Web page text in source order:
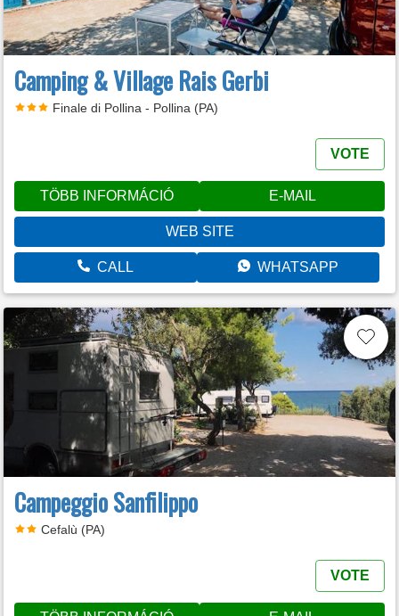
Camping & Village Rais Gerbi
Finale di Pollina - Pollina (PA)
VOTE
TÖBB INFORMÁCIÓ E-MAIL
WEB SITE
CALL WHATSAPP
Campeggio Sanfilippo
Cefalù (PA)
VOTE